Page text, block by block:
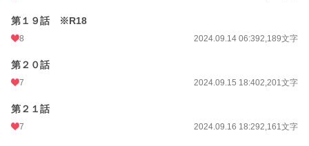
第１９話 ※R18
8 2024.09.14 06:392,189文字
第２０話
7 2024.09.15 18:402,201文字
第２１話
7 2024.09.16 18:292,161文字